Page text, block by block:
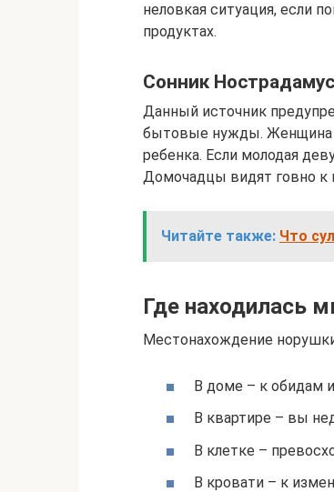
неловкая ситуация, если
продуктах.
Сонник
Данный источник
бытовые нужды.
ребенка. Если молодая
Домочадцы видят говно к
Читайте также: Что
Где находилась
Местонахождение
В доме – к обидам
В квартире – вы
В клетке –
В кровати – к